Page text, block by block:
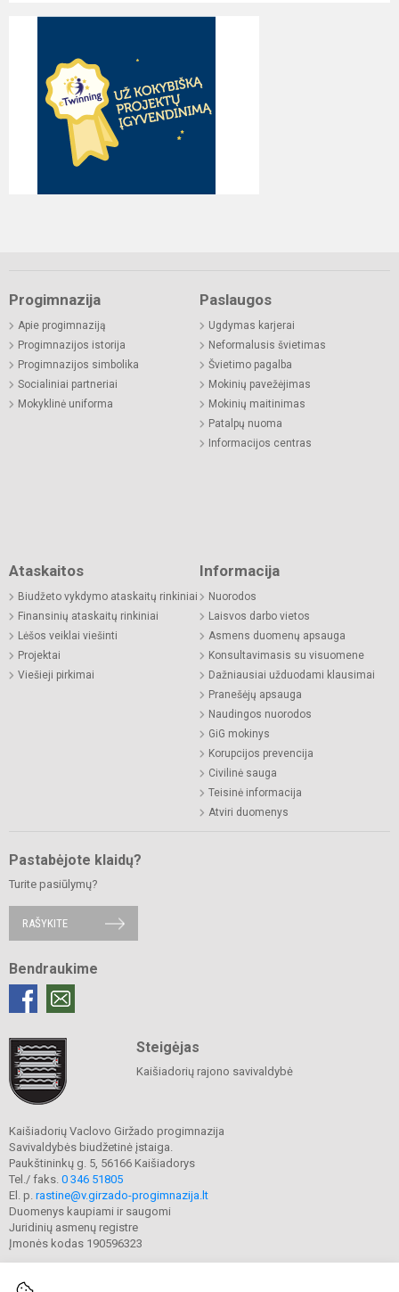
Progimnazija
Apie progimnaziją
Progimnazijos istorija
Progimnazijos simbolika
Socialiniai partneriai
Mokyklinė uniforma
Paslaugos
Ugdymas karjerai
Neformalusis švietimas
Švietimo pagalba
Mokinių pavežėjimas
Mokinių maitinimas
Patalpų nuoma
Informacijos centras
Ataskaitos
Biudžeto vykdymo ataskaitų rinkiniai
Finansinių ataskaitų rinkiniai
Lėšos veiklai viešinti
Projektai
Viešieji pirkimai
Informacija
Nuorodos
Laisvos darbo vietos
Asmens duomenų apsauga
Konsultavimasis su visuomene
Dažniausiai užduodami klausimai
Pranešėjų apsauga
Naudingos nuorodos
GiG mokinys
Korupcijos prevencija
Civilinė sauga
Teisinė informacija
Atviri duomenys
Pastabėjote klaidų?
Turite pasiūlymų?
RAŠYKITE
Bendraukime
Steigėjas
Kaišiadorių rajono savivaldybė
Kaišiadorių Vaclovo Giržado progimnazija
Savivaldybės biudžetinė įstaiga.
Paukštininkų g. 5, 56166 Kaišiadorys
Tel./ faks. 0 346 51805
El. p. rastine@v.girzado-progimnazija.lt
Duomenys kaupiami ir saugomi
Juridinių asmenų registre
Įmonės kodas 190596323